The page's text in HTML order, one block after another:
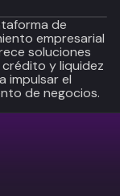
de
empresarial
soluciones
crédito y liquidez
impulsar el
de negocios.